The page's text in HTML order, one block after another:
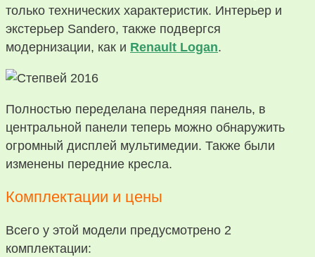
только технических характеристик. Интерьер и
экстерьер Sandero, также подвергся
модернизации, как и Renault Logan.
Полностью переделана передняя панель, в
центральной панели теперь можно обнаружить
огромный дисплей мультимедии. Также были
изменены передние кресла.
Комплектации и цены
Всего у этой модели предусмотрено 2
комплектации: